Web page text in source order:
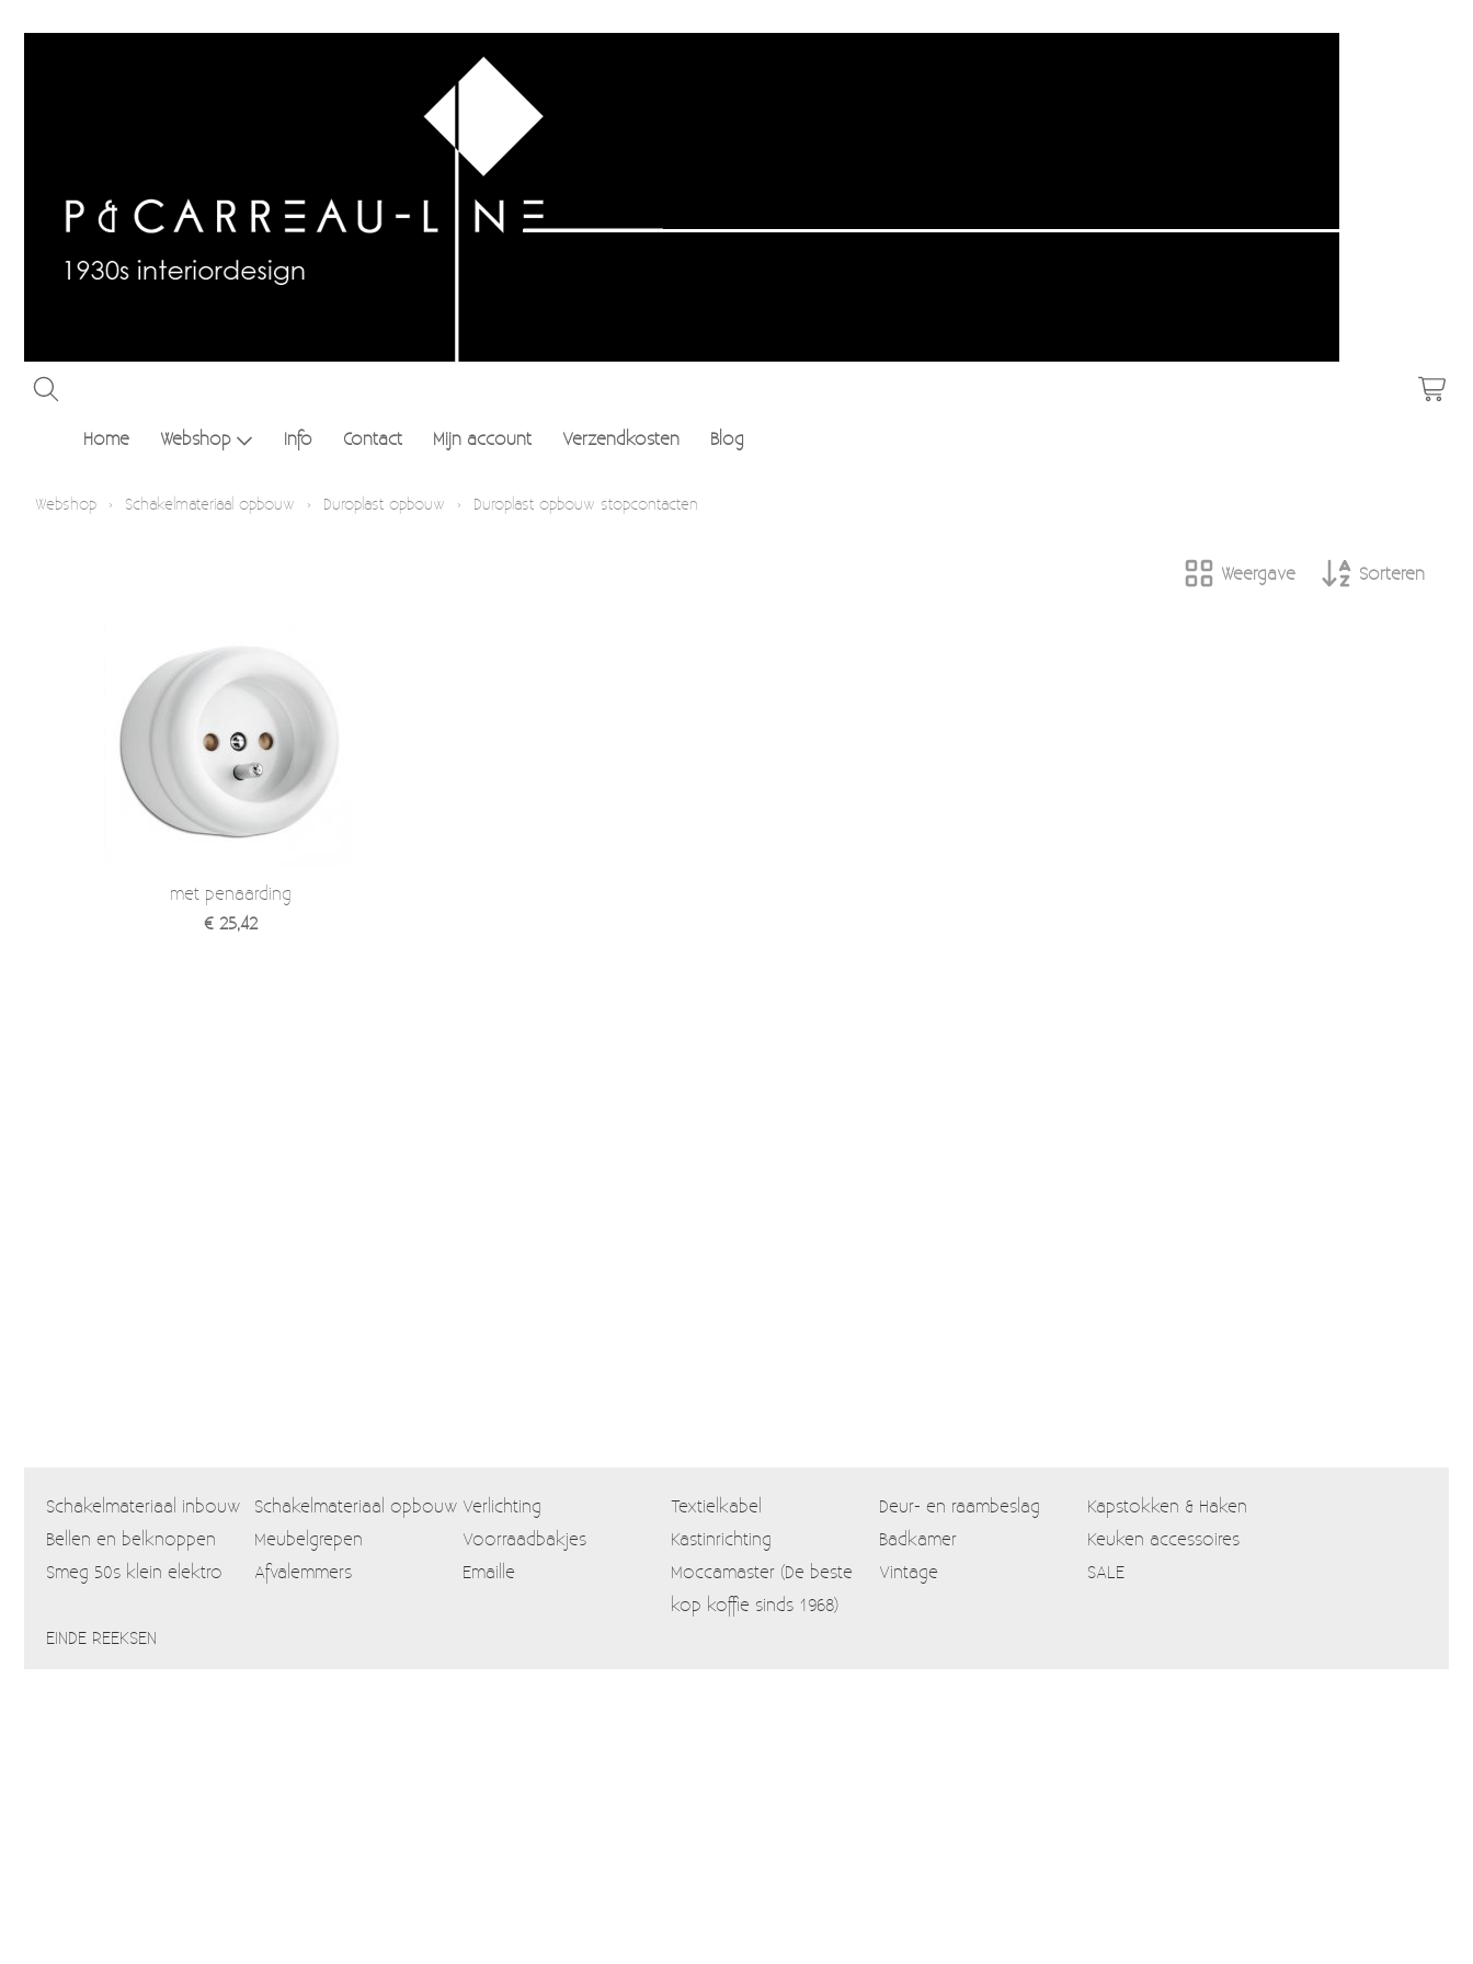
Home Webshop Info Contact Mijn account Verzendkosten Blog
Webshop › Schakelmateriaal opbouw › Duroplast opbouw › Duroplast opbouw stopcontacten
Weergave Sorteren
met penaarding
€ 25,42
Schakelmateriaal inbouw Schakelmateriaal opbouw Verlichting Textielkabel Deur- en raambeslag
Kapstokken & Haken
Bellen en belknoppen
Meubelgrepen Voorraadbakjes Kastinrichting Badkamer
Keuken accessoires
Smeg 50s klein elektro
Afvalemmers Emaille
Moccamaster (De beste
kop koffie sinds 1968)
Vintage SALE
EINDE REEKSEN